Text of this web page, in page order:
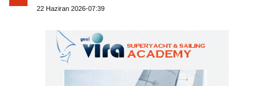
22 Haziran 2026-07:39